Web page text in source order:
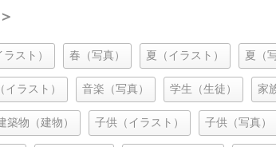
スト） 春（写真） 夏（イラスト） 夏（
イラスト） 音楽（写真） 学生（生徒） 家
築物（建物） 子供（イラスト） 子供（写真）